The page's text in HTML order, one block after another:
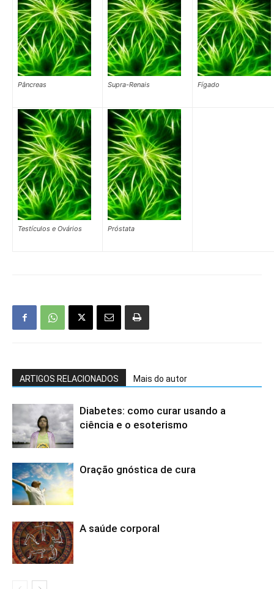
Pâncreas Supra-Renais Fígado
Testículos e Ovários Próstata
ARTIGOS RELACIONADOS Mais do autor
Diabetes: como curar usando a
ciência e o esoterismo
Oração gnóstica de cura
A saúde corporal